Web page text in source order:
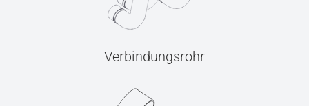
Verbindungsrohr